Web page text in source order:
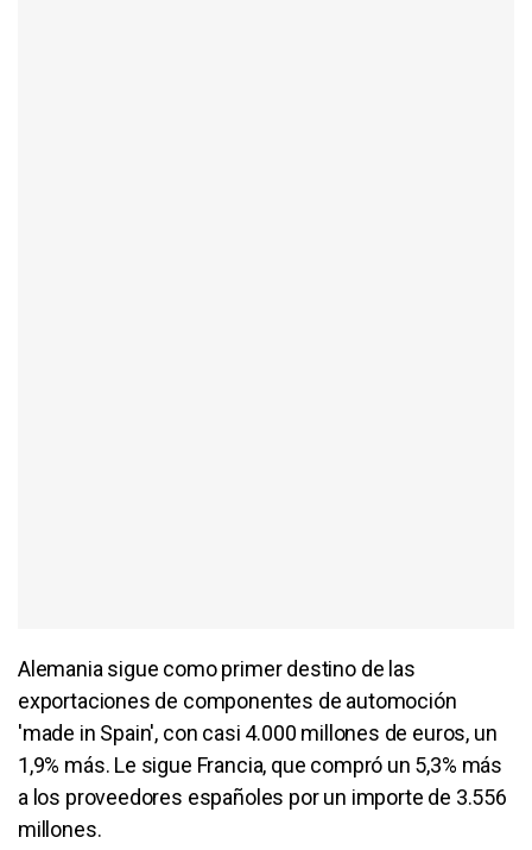
Alemania sigue como primer destino de las
exportaciones de componentes de automoción
'made in Spain', con casi 4.000 millones de euros, un
1,9% más. Le sigue Francia, que compró un 5,3% más
a los proveedores españoles por un importe de 3.556
millones.